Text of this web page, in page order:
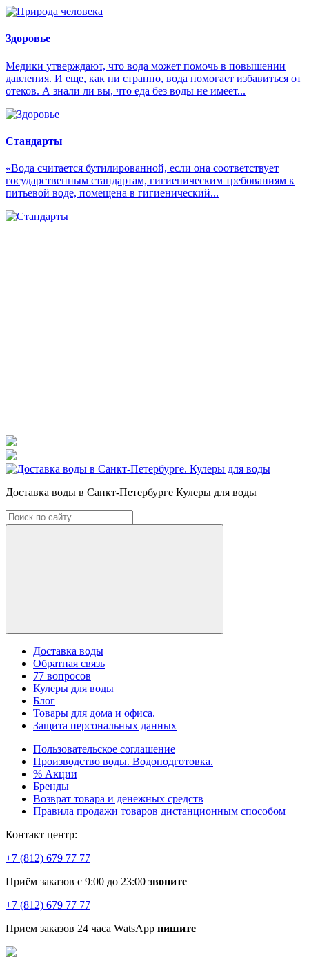
Здоровье
Медики утверждают, что вода может помочь в повышении
давления. И еще, как ни странно, вода помогает избавиться от
отеков. А знали ли вы, что еда без воды не имеет...
Стандарты
«Вода считается бутилированной, если она соответствует
государственным стандартам, гигиеническим требованиям к
питьевой воде, помещена в гигиенический...
Доставка воды в Санкт-Петербурге Кулеры для воды
Доставка воды
Обратная связь
77 вопросов
Кулеры для воды
Блог
Товары для дома и офиса.
Защита персональных данных
Пользовательское соглашение
Производство воды. Водоподготовка.
% Акции
Бренды
Возврат товара и денежных средств
Правила продажи товаров дистанционным способом
Контакт центр:
+7 (812) 679 77 77
Приём заказов с 9:00 до 23:00 звоните
+7 (812) 679 77 77
Прием заказов 24 часа WatsApp пишите